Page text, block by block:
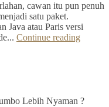
cawan itu pun penuh
satu paket.
Java atau Paris versi
Continue reading
Lebih Nyaman ?